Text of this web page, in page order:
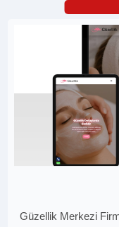
Güzellik Merkezi